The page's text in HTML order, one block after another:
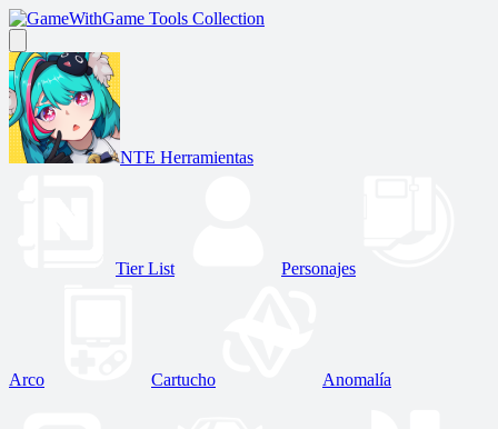
Game Tools Collection
NTE Herramientas
Tier List Personajes
Arco Cartucho Anomalía